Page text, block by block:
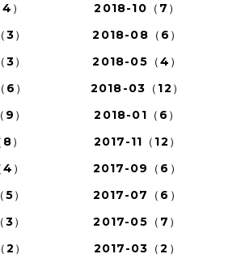
）
2018-10（7）
）
2018-08（6）
）
2018-05（4）
）
2018-03（12）
）
2018-01（6）
）
2017-11（12）
）
2017-09（6）
）
2017-07（6）
）
2017-05（7）
）
2017-03（2）